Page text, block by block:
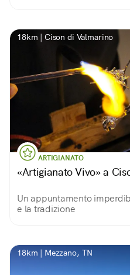
18km | Cison di Valmarino
ARTIGIANATO
«Artigianato Vivo» a
Un appuntamento
e la tradizione
18km | Mezzano, TN